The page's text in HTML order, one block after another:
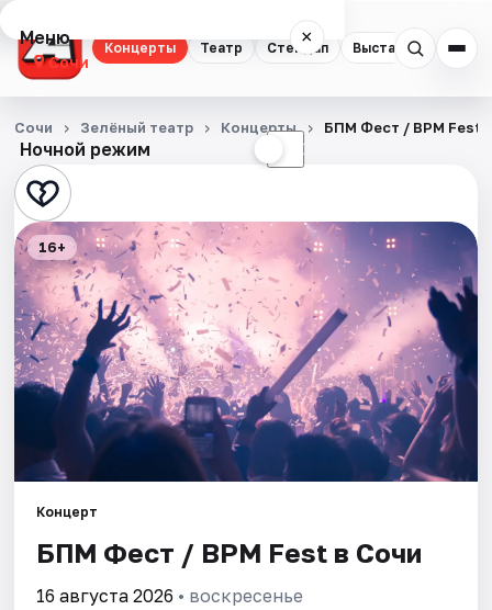
Концерты Театр Стендап Выставки
Меню ×
Сочи
Концерты
Театр
Стендап
Выставки
Квесты
Экскурсии
События
Города
Площадки
Ночной режим ☾
Сочи Зелёный театр Концерты БПМ Фест / BPM Fest
16+
Концерт
БПМ Фест / BPM Fest в Сочи
16 августа 2026 • воскресенье